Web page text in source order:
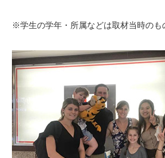
※学生の学年・所属などは取材当時のも